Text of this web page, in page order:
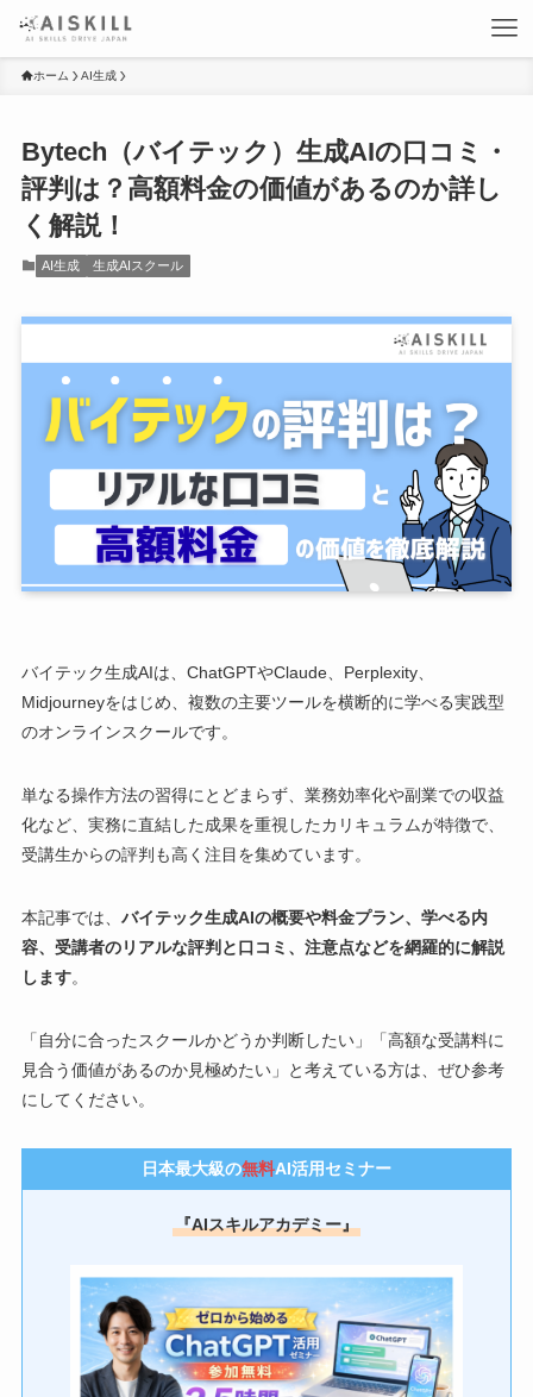
ホーム AI生成
Bytech（バイテック）生成AIの口コミ・
評判は？高額料金の価値があるのか詳し
く解説！
AI生成 生成AIスクール
バイテック生成AIは、ChatGPTやClaude、Perplexity、
Midjourneyをはじめ、複数の主要ツールを横断的に学べる実践型
のオンラインスクールです。
単なる操作方法の習得にとどまらず、業務効率化や副業での収益
化など、実務に直結した成果を重視したカリキュラムが特徴で、
受講生からの評判も高く注目を集めています。
本記事では、 バイテック生成AIの概要や料金プラン、学べる内
容、受講者のリアルな評判と口コミ、注意点などを網羅的に解説
します。
「自分に合ったスクールかどうか判断したい」「高額な受講料に
見合う価値があるのか見極めたい」と考えている方は、ぜひ参考
にしてください。
日本最大級の無料AI活用セミナー
『AIスキルアカデミー』